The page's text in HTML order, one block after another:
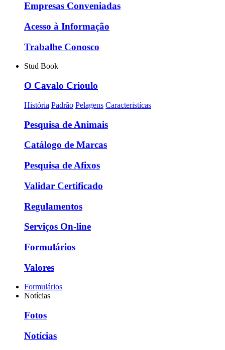
Empresas Conveniadas
Acesso à Informação
Trabalhe Conosco
Stud Book
O Cavalo Crioulo
História Padrão Pelagens Caracteristícas
Pesquisa de Animais
Catálogo de Marcas
Pesquisa de Afixos
Validar Certificado
Regulamentos
Serviços On-line
Formulários
Valores
Formulários
Notícias
Fotos
Notícias